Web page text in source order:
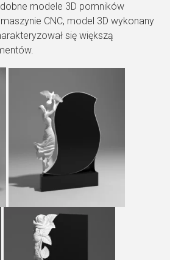
modele 3D pomników
CNC, model 3D wykonany
się większą